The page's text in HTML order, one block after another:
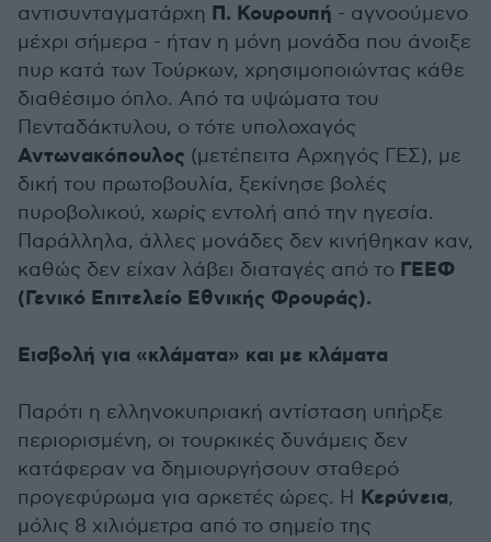
αντισυνταγματάρχη Π. Κουρουπή - αγνοούμενο
μέχρι σήμερα - ήταν η μόνη μονάδα που άνοιξε
πυρ κατά των Τούρκων, χρησιμοποιώντας κάθε
διαθέσιμο όπλο. Από τα υψώματα του
Πενταδάκτυλου, ο τότε υπολοχαγός
Αντωνακόπουλος (μετέπειτα Αρχηγός ΓΕΣ), με
δική του πρωτοβουλία, ξεκίνησε βολές
πυροβολικού, χωρίς εντολή από την ηγεσία.
Παράλληλα, άλλες μονάδες δεν κινήθηκαν καν,
καθώς δεν είχαν λάβει διαταγές από το ΓΕΕΦ
(Γενικό Επιτελείο Εθνικής Φρουράς).
Εισβολή για «κλάματα» και με κλάματα
Παρότι η ελληνοκυπριακή αντίσταση υπήρξε
περιορισμένη, οι τουρκικές δυνάμεις δεν
κατάφεραν να δημιουργήσουν σταθερό
προγεφύρωμα για αρκετές ώρες. Η Κερύνεια,
μόλις 8 χιλιόμετρα από το σημείο της